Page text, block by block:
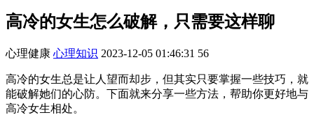
高冷的女生怎么破解，只需要这样聊
心理健康 心理知识 2023-12-05 01:46:31 56
高冷的女生总是让人望而却步，但其实只要掌握一些技巧，就
能破解她们的心防。下面就来分享一些方法，帮助你更好地与
高冷女生相处。